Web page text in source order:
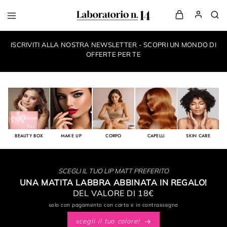
LaboratorioN14
your
make-
ISCRIVITI ALLA NOSTRA NEWSLETTER - SCOPRI UN MONDO DI
OFFERTE PER TE
BEAUTY BOX MAKE UP CORPO CAPELLI SKIN CARE
SCEGLI IL TUO LIP MATT PREFERITO
UNA MATITA LABBRA ABBINATA IN REGALO!
DEL VALORE DI 18€
solo con pagamento con carta e in contrassegno
scegli il tuo colore!